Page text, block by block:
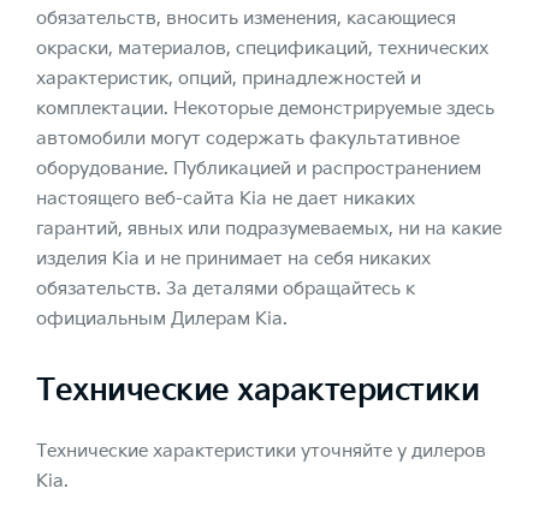
обязательств, вносить изменения, касающиеся
окраски, материалов, спецификаций, технических
характеристик, опций, принадлежностей и
комплектации. Некоторые демонстрируемые здесь
автомобили могут содержать факультативное
оборудование. Публикацией и распространением
настоящего веб-сайта Kia не дает никаких
гарантий, явных или подразумеваемых, ни на какие
изделия Kia и не принимает на себя никаких
обязательств. За деталями обращайтесь к
официальным Дилерам Kia.
Технические характеристики
Технические характеристики уточняйте у дилеров
Kia.